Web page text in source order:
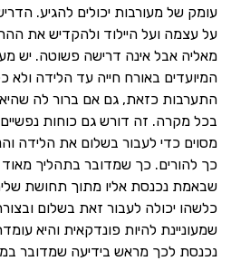
עומק של מעורבות יכולים להגיע.
על עצמה ועל היילוד ולהקדיש את
מאליה אבל אינה דרישה פשוטה. יש
המיועדים באורח חייה עד הלידה
התערבות כזאת, גם אם ברור לה שהיא
בכל מקרה. זה דורש גם כוחות
מסוים כדי לעבור בשלום את הלידה
כך להורים. כך שמדובר בתהליך מאוד
שבאמת נכנסת אליו מתוך תחושת
כלשהו יכולה לעבור זאת בשלום
שמעוניינת להיות פונדקאית והיא
נכנסת לכך מראש בידיעה שמדובר